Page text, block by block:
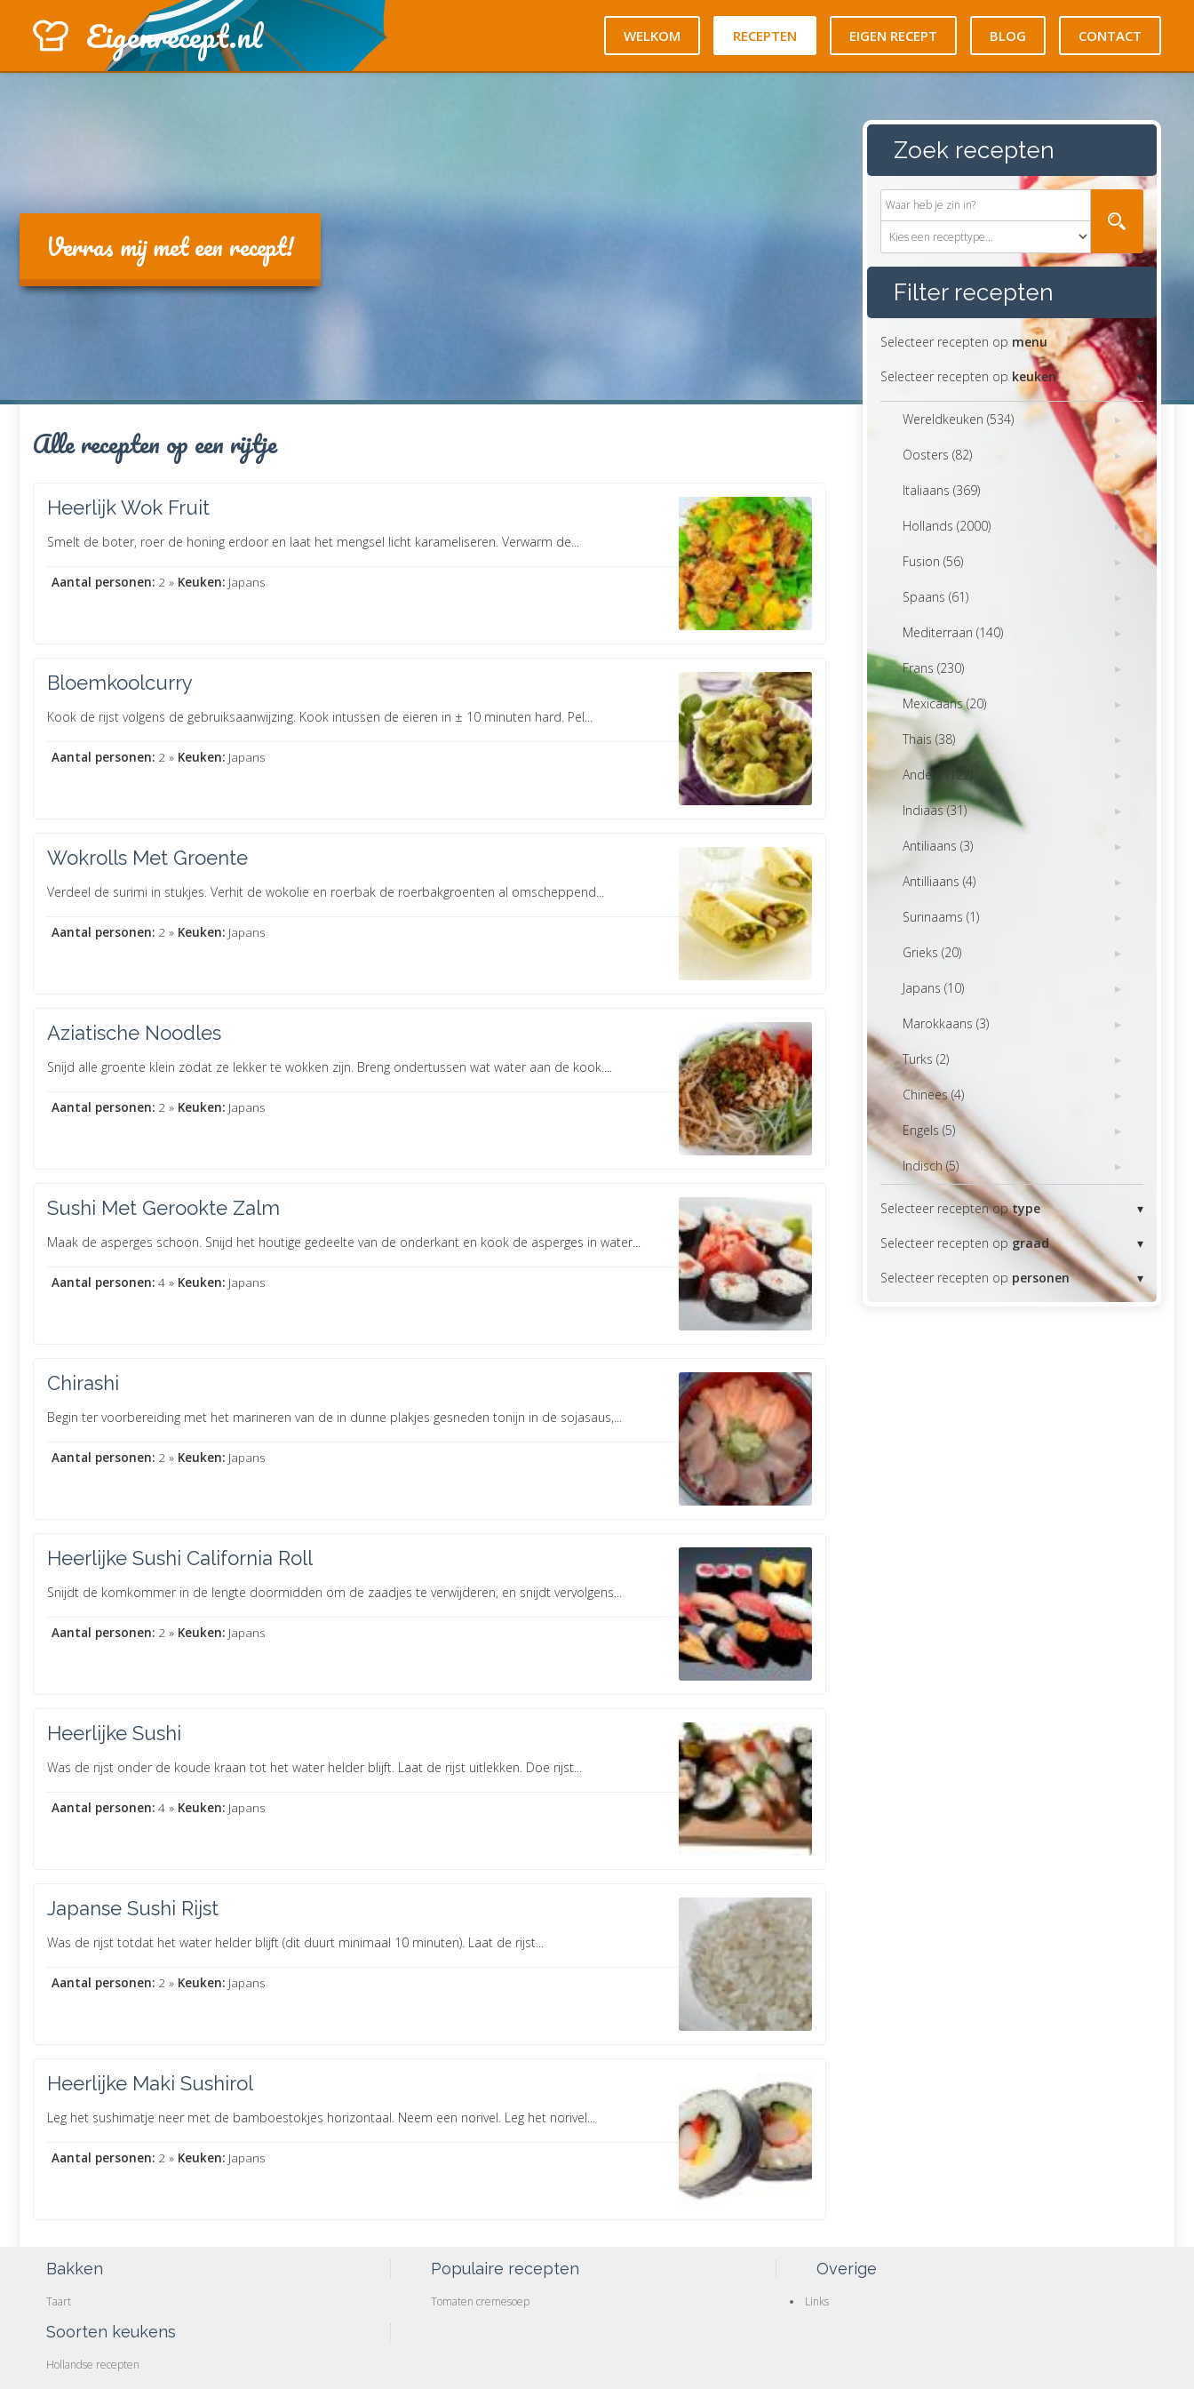
Eigenrecept.nl WELKOM RECEPTEN EIGEN RECEPT BLOG CONTACT
Verras mij met een recept!
Alle recepten op een rijtje
Heerlijk Wok Fruit
Smelt de boter, roer de honing erdoor en laat het mengsel licht karameliseren. Verwarm de...
Aantal personen: 2 » Keuken: Japans
Bloemkoolcurry
Kook de rijst volgens de gebruiksaanwijzing. Kook intussen de eieren in ± 10 minuten hard. Pel...
Aantal personen: 2 » Keuken: Japans
Wokrolls Met Groente
Verdeel de surimi in stukjes. Verhit de wokolie en roerbak de roerbakgroenten al omscheppend...
Aantal personen: 2 » Keuken: Japans
Aziatische Noodles
Snijd alle groente klein zodat ze lekker te wokken zijn. Breng ondertussen wat water aan de kook....
Aantal personen: 2 » Keuken: Japans
Sushi Met Gerookte Zalm
Maak de asperges schoon. Snijd het houtige gedeelte van de onderkant en kook de asperges in water...
Aantal personen: 4 » Keuken: Japans
Chirashi
Begin ter voorbereiding met het marineren van de in dunne plakjes gesneden tonijn in de sojasaus,...
Aantal personen: 2 » Keuken: Japans
Heerlijke Sushi California Roll
Snijdt de komkommer in de lengte doormidden om de zaadjes te verwijderen, en snijdt vervolgens...
Aantal personen: 2 » Keuken: Japans
Heerlijke Sushi
Was de rijst onder de koude kraan tot het water helder blijft. Laat de rijst uitlekken. Doe rijst...
Aantal personen: 4 » Keuken: Japans
Japanse Sushi Rijst
Was de rijst totdat het water helder blijft (dit duurt minimaal 10 minuten). Laat de rijst...
Aantal personen: 2 » Keuken: Japans
Heerlijke Maki Sushirol
Leg het sushimatje neer met de bamboestokjes horizontaal. Neem een norivel. Leg het norivel...
Aantal personen: 2 » Keuken: Japans
Zoek recepten
Filter recepten
Selecteer recepten op menu
Selecteer recepten op keuken
Wereldkeuken (534)
Oosters (82)
Italiaans (369)
Hollands (2000)
Fusion (56)
Spaans (61)
Mediterraan (140)
Frans (230)
Mexicaans (20)
Thais (38)
Anders (122)
Indiaas (31)
Antiliaans (3)
Antilliaans (4)
Surinaams (1)
Grieks (20)
Japans (10)
Marokkaans (3)
Turks (2)
Chinees (4)
Engels (5)
Indisch (5)
Selecteer recepten optype
Selecteer recepten opgraad
Selecteer recepten op personen
Bakken
Taart
Soorten keukens
Hollandse recepten
Populaire recepten
Tomaten cremesoep
Overige
Links